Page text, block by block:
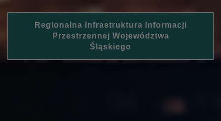
Regionalna Infrastruktura Informacji
Przestrzennej Województwa
Śląskiego